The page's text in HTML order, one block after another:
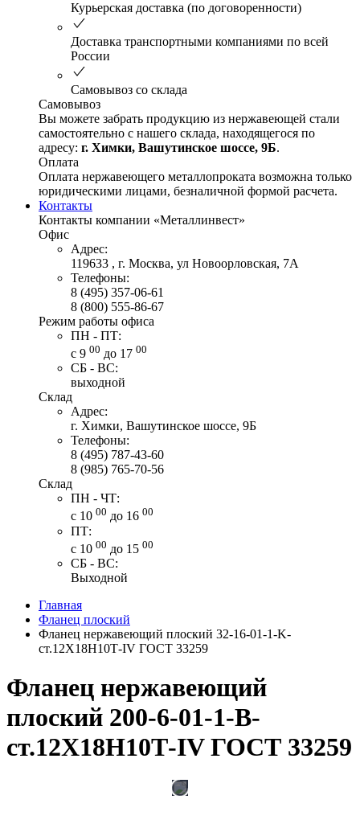
Курьерская доставка (по договоренности)
Доставка транспортными компаниями по всей
России
Самовывоз со склада
Самовывоз
Вы можете забрать продукцию из нержавеющей стали
самостоятельно с нашего склада, находящегося по
адресу: г. Химки, Вашутинское шоссе, 9Б.
Оплата
Оплата нержавеющего металлопроката возможна только
юридическими лицами, безналичной формой расчета.
Контакты
Контакты компании «Металлинвест»
Офис
Адрес:
119633 , г. Москва, ул Новоорловская, 7А
Телефоны:
8 (495) 357-06-61
8 (800) 555-86-67
Режим работы офиса
ПН - ПТ:
с 9 00 до 17 00
СБ - ВС:
выходной
Склад
Адрес:
г. Химки, Вашутинское шоссе, 9Б
Телефоны:
8 (495) 787-43-60
8 (985) 765-70-56
Склад
ПН - ЧТ:
с 10 00 до 16 00
ПТ:
с 10 00 до 15 00
СБ - ВС:
Выходной
Главная
Фланец плоский
Фланец нержавеющий плоский 32-16-01-1-K-
ст.12Х18Н10Т-IV ГОСТ 33259
Фланец нержавеющий
плоский 200-6-01-1-В-
ст.12Х18Н10Т-IV ГОСТ 33259